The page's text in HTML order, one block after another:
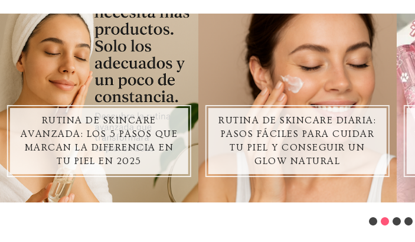
RUTINA DE SKINCARE
AVANZADA: LOS 5 PASOS QUE
MARCAN LA DIFERENCIA EN
TU PIEL EN 2025
RUTINA DE SKINCARE DIARIA:
PASOS FÁCILES PARA CUIDAR
TU PIEL Y CONSEGUIR UN
GLOW NATURAL